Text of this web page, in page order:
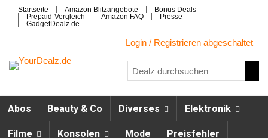
Startseite Amazon Blitzangebote
Bonus Deals
Prepaid-Vergleich
Amazon FAQ
Presse
GadgetDealz.de
Login / Registrieren abgeschaltet
Abos Beauty & Co Diverses Elektronik
Filme Konsolen Mode Preisfehler